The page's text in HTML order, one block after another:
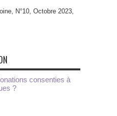
N°10, Octobre 2023,
consenties à
?